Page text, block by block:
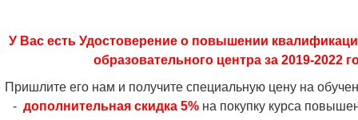
У Вас есть Удостоверение о повышении
образовательного центра за 2019-2022
Пришлите его нам и получите специальную цену на
- дополнительная скидка 5% на покупку курса